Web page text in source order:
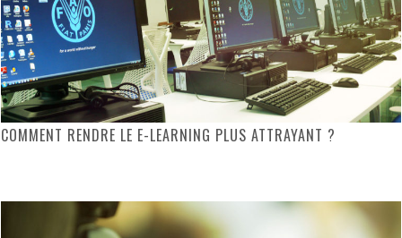
COMMENT RENDRE LE E-LEARNING PLUS ATTRAYANT ?